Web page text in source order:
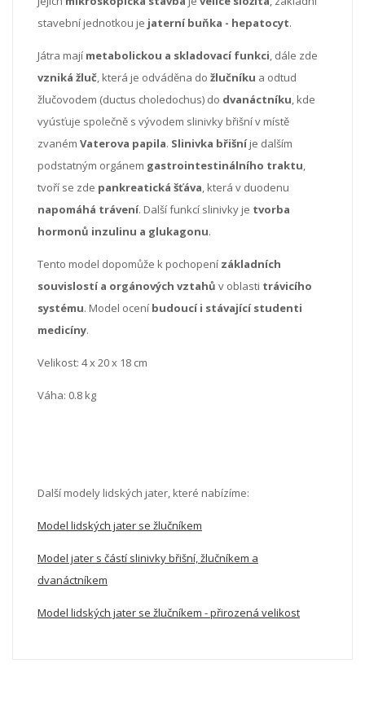
stavební jednotkou je jaterní buňka - hepatocyt.
Játra mají metabolickou a skladovací funkci, dále zde
vzniká žluč, která je odváděna do žlučníku a odtud
žlučovodem (ductus choledochus) do dvanáctníku, kde
vyúsťuje společně s vývodem slinivky břišní v místě
zvaném Vaterova papila. Slinivka břišníje dalším
podstatným orgánem gastrointestinálního traktu,
tvoří se zde pankreatická šťáva, která v duodenu
napomáhá trávení. Další funkcí slinivky je tvorba
hormonů inzulinu a glukagonu.
Tento model dopomůže k pochopení základních
souvislostí a orgánových vztahů v oblasti trávicího
systému. Model ocení budoucí i stávající studenti
medicíny.
Velikost: 4 x 20 x 18 cm
Váha: 0.8 kg
Další modely lidských jater, které nabízíme:
Model lidských jater se žlučníkem
Model jater s částí slinivky břišní, žlučníkem a
dvanáctníkem
Model lidských jater se žlučníkem - přirozená velikost